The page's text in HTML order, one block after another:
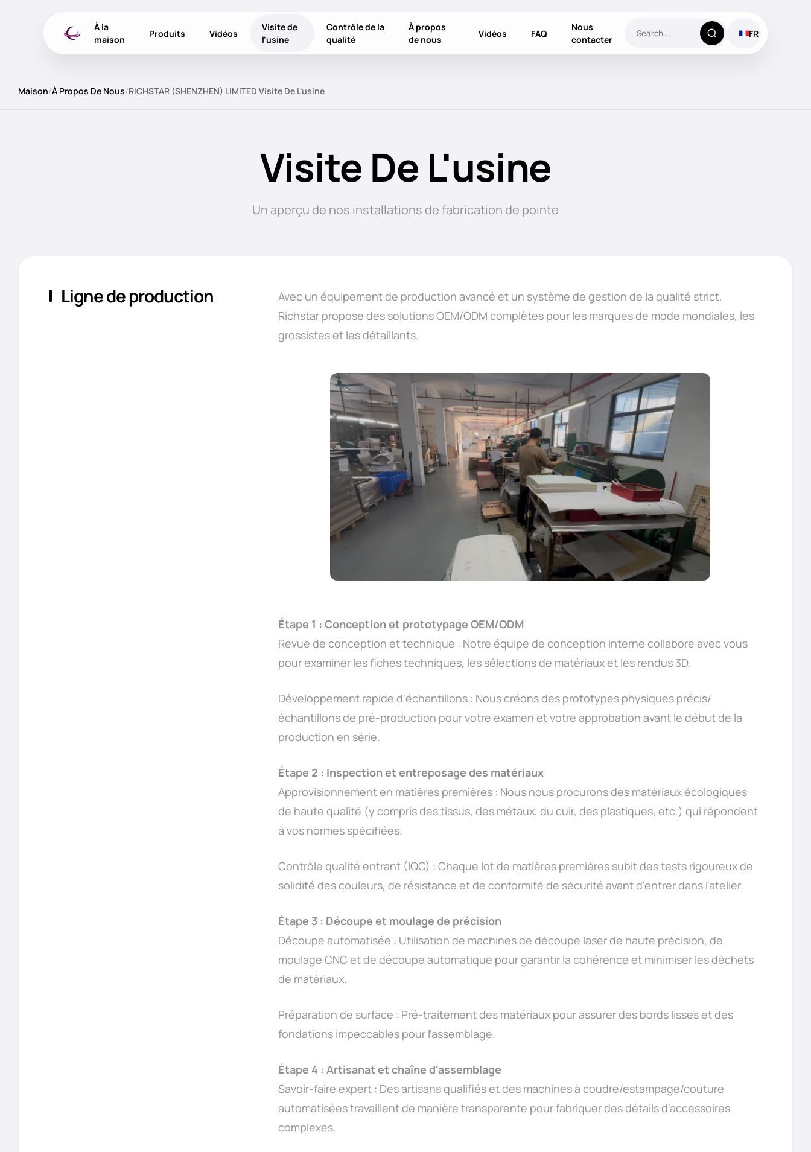
À la
maison
Produits Vidéos
Visite de
l'usine
Contrôle de la
qualité
À propos
de nous
Vidéos FAQ
Nous
contacter
FR
Maison/À Propos De Nous/RICHSTAR (SHENZHEN) LIMITED Visite De L'usine
Visite De L'usine
Un aperçu de nos installations de fabrication de pointe
Ligne de production
Avec un équipement de production avancé et un système de gestion de la qualité strict,
Richstar propose des solutions OEM/ODM complètes pour les marques de mode mondiales, les
grossistes et les détaillants.
Étape 1 : Conception et prototypage OEM/ODM
Revue de conception et technique : Notre équipe de conception interne collabore avec vous
pour examiner les fiches techniques, les sélections de matériaux et les rendus 3D.
Développement rapide d'échantillons : Nous créons des prototypes physiques précis/
échantillons de pré-production pour votre examen et votre approbation avant le début de la
production en série.
Étape 2 : Inspection et entreposage des matériaux
Approvisionnement en matières premières : Nous nous procurons des matériaux écologiques
de haute qualité (y compris des tissus, des métaux, du cuir, des plastiques, etc.) qui répondent
à vos normes spécifiées.
Contrôle qualité entrant (IQC) : Chaque lot de matières premières subit des tests rigoureux de
solidité des couleurs, de résistance et de conformité de sécurité avant d'entrer dans l'atelier.
Étape 3 : Découpe et moulage de précision
Découpe automatisée : Utilisation de machines de découpe laser de haute précision, de
moulage CNC et de découpe automatique pour garantir la cohérence et minimiser les déchets
de matériaux.
Préparation de surface : Pré-traitement des matériaux pour assurer des bords lisses et des
fondations impeccables pour l'assemblage.
Étape 4 : Artisanat et chaîne d'assemblage
Savoir-faire expert : Des artisans qualifiés et des machines à coudre/estampage/couture
automatisées travaillent de manière transparente pour fabriquer des détails d'accessoires
complexes.